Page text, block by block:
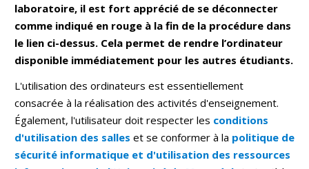
laboratoire, il est fort apprécié de se déconnecter
comme indiqué en rouge à la fin de la procédure dans
le lien ci-dessus. Cela permet de rendre l’ordinateur
disponible immédiatement pour les autres étudiants.
L'utilisation des ordinateurs est essentiellement
consacrée à la réalisation des activités d'enseignement.
Également, l'utilisateur doit respecter les conditions
d'utilisation des salles et se conformer à la politique de
sécurité informatique et d'utilisation des ressources